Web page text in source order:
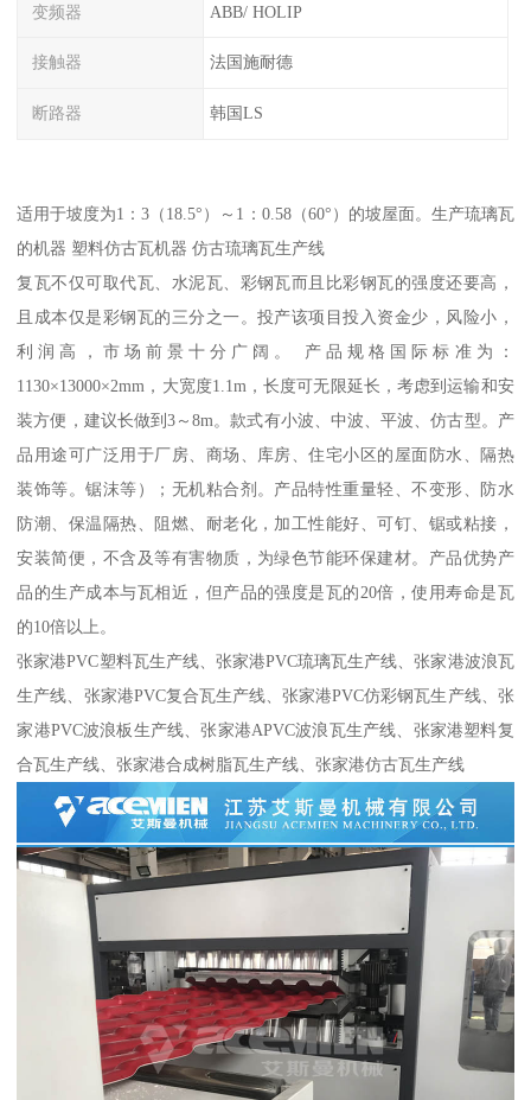
变频器 ABB/ HOLIP
接触器 法国施耐德
断路器 韩国LS
适用于坡度为1：3（18.5°）～1：0.58（60°）的坡屋面。生产琉璃瓦
的机器 塑料仿古瓦机器 仿古琉璃瓦生产线
复瓦不仅可取代瓦、水泥瓦、彩钢瓦而且比彩钢瓦的强度还要高，
且成本仅是彩钢瓦的三分之一。投产该项目投入资金少，风险小，
利润高，市场前景十分广阔。 产品规格国际标准为：
1130×13000×2mm，大宽度1.1m，长度可无限延长，考虑到运输和安
装方便，建议长做到3～8m。款式有小波、中波、平波、仿古型。产
品用途可广泛用于厂房、商场、库房、住宅小区的屋面防水、隔热
装饰等。锯沫等）；无机粘合剂。产品特性重量轻、不变形、防水
防潮、保温隔热、阻燃、耐老化，加工性能好、可钉、锯或粘接，
安装简便，不含及等有害物质，为绿色节能环保建材。产品优势产
品的生产成本与瓦相近，但产品的强度是瓦的20倍，使用寿命是瓦
的10倍以上。
张家港PVC塑料瓦生产线、张家港PVC琉璃瓦生产线、张家港波浪瓦
生产线、张家港PVC复合瓦生产线、张家港PVC仿彩钢瓦生产线、张
家港PVC波浪板生产线、张家港APVC波浪瓦生产线、张家港塑料复
合瓦生产线、张家港合成树脂瓦生产线、张家港仿古瓦生产线